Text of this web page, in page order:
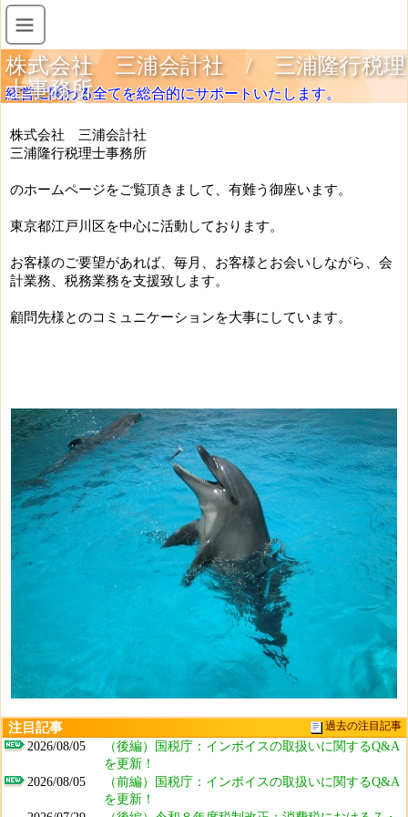
株式会社 三浦会計社 / 三浦隆行税理
士事務所
経営に関わる全てを総合的にサポートいたします。
株式会社 三浦会計社
三浦隆行税理士事務所
のホームページをご覧頂きまして、有難う御座います。
東京都江戸川区を中心に活動しております。
お客様のご要望があれば、毎月、お客様とお会いしながら、会
計業務、税務業務を支援致します。
顧問先様とのコミュニケーションを大事にしています。
注目記事 過去の注目記事
2026/08/05
（後編）国税庁：インボイスの取扱いに関するQ&A
を更新！
2026/08/05
（前編）国税庁：インボイスの取扱いに関するQ&A
を更新！